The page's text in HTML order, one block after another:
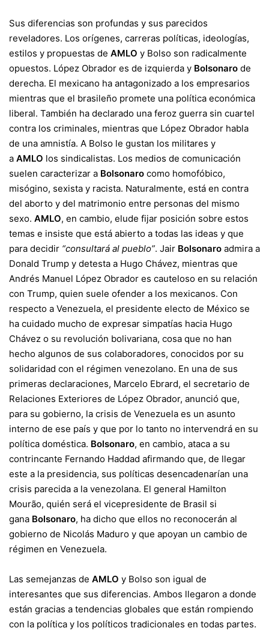
Sus diferencias son profundas y sus parecidos
reveladores. Los orígenes, carreras políticas, ideologías,
estilos y propuestas de AMLO y Bolso son radicalmente
opuestos. López Obrador es de izquierda y Bolsonaro de
derecha. El mexicano ha antagonizado a los empresarios
mientras que el brasileño promete una política económica
liberal. También ha declarado una feroz guerra sin cuartel
contra los criminales, mientras que López Obrador habla
de una amnistía. A Bolso le gustan los militares y
a AMLO los sindicalistas. Los medios de comunicación
suelen caracterizar a Bolsonaro como homofóbico,
misógino, sexista y racista. Naturalmente, está en contra
del aborto y del matrimonio entre personas del mismo
sexo. AMLO, en cambio, elude fijar posición sobre estos
temas e insiste que está abierto a todas las ideas y que
para decidir “consultará al pueblo”. Jair Bolsonaro admira a
Donald Trump y detesta a Hugo Chávez, mientras que
Andrés Manuel López Obrador es cauteloso en su relación
con Trump, quien suele ofender a los mexicanos. Con
respecto a Venezuela, el presidente electo de México se
ha cuidado mucho de expresar simpatías hacia Hugo
Chávez o su revolución bolivariana, cosa que no han
hecho algunos de sus colaboradores, conocidos por su
solidaridad con el régimen venezolano. En una de sus
primeras declaraciones, Marcelo Ebrard, el secretario de
Relaciones Exteriores de López Obrador, anunció que,
para su gobierno, la crisis de Venezuela es un asunto
interno de ese país y que por lo tanto no intervendrá en su
política doméstica. Bolsonaro, en cambio, ataca a su
contrincante Fernando Haddad afirmando que, de llegar
este a la presidencia, sus políticas desencadenarían una
crisis parecida a la venezolana. El general Hamilton
Mourão, quién será el vicepresidente de Brasil si
gana Bolsonaro, ha dicho que ellos no reconocerán al
gobierno de Nicolás Maduro y que apoyan un cambio de
régimen en Venezuela.
Las semejanzas de AMLO y Bolso son igual de
interesantes que sus diferencias. Ambos llegaron a donde
están gracias a tendencias globales que están rompiendo
con la política y los políticos tradicionales en todas partes.